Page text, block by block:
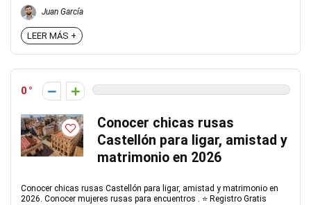
Juan García
LEER MÁS +
0
Conocer chicas rusas
Castellón para ligar, amistad y
matrimonio en 2026
Conocer chicas rusas Castellón para ligar, amistad y matrimonio en
2026. Conocer mujeres rusas para encuentros . ⭐ Registro Gratis